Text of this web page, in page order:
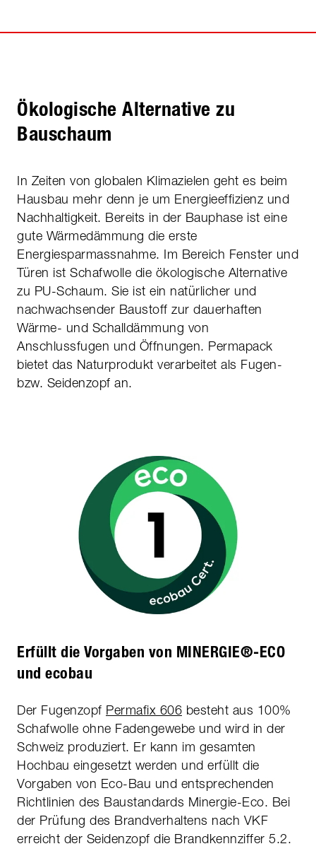
Ökologische Alternative zu
Bauschaum
In Zeiten von globalen Klimazielen geht es beim
Hausbau mehr denn je um Energieeffizienz und
Nachhaltigkeit. Bereits in der Bauphase ist eine
gute Wärmedämmung die erste
Energiesparmassnahme. Im Bereich Fenster und
Türen ist Schafwolle die ökologische Alternative
zu PU-Schaum. Sie ist ein natürlicher und
nachwachsender Baustoff zur dauerhaften
Wärme- und Schalldämmung von
Anschlussfugen und Öffnungen. Permapack
bietet das Naturprodukt verarbeitet als Fugen-
bzw. Seidenzopf an.
Erfüllt die Vorgaben von MINERGIE®-ECO
und ecobau
Der Fugenzopf Permafix 606 besteht aus 100%
Schafwolle ohne Fadengewebe und wird in der
Schweiz produziert. Er kann im gesamten
Hochbau eingesetzt werden und erfüllt die
Vorgaben von Eco-Bau und entsprechenden
Richtlinien des Baustandards Minergie-Eco. Bei
der Prüfung des Brandverhaltens nach VKF
erreicht der Seidenzopf die Brandkennziffer 5.2.